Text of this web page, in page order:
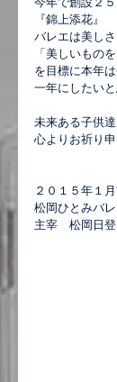
『錦上添花』
バレエは美し
「美しいもの
を目標に本年
一年にしたいと
未来ある子供
心よりお祈り申
２０１５年１
松岡ひとみバ
主宰　松岡日